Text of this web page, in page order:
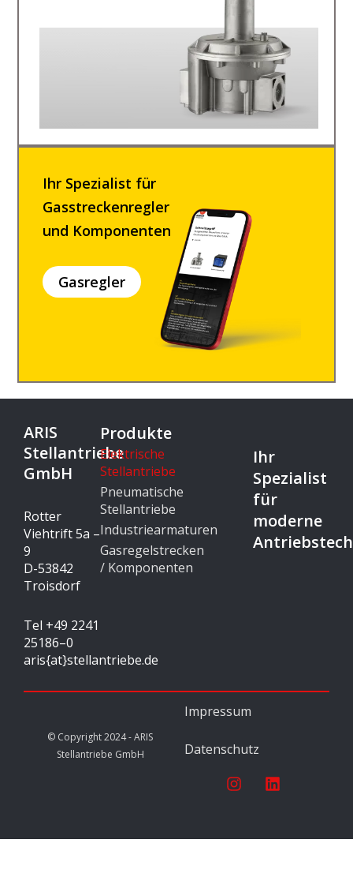
Ihr Spezialist für
Gasstreckenregler
und Komponenten
Gasregler
ARIS
Stellantriebe
GmbH
Rotter
Viehtrift 5a –
9
D-53842
Troisdorf
Tel +49 2241
25186–0
aris{at}stellantriebe.de
Produkte
Elektrische
Stellantriebe
Pneumatische
Stellantriebe
Industriearmaturen
Gasregelstrecken
/ Komponenten
Ihr
Spezialist
für
moderne
© Copyright 2024 - ARIS
Stellantriebe GmbH
I
n
a
L
i
e
Impressum
Datenschutz